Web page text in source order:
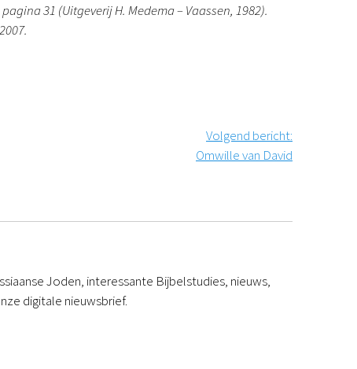
31 (Uitgeverij H. Medema – Vaassen, 1982).
Volgend bericht:
Omwille van David
Joden, interessante Bijbelstudies, nieuws,
digitale nieuwsbrief.